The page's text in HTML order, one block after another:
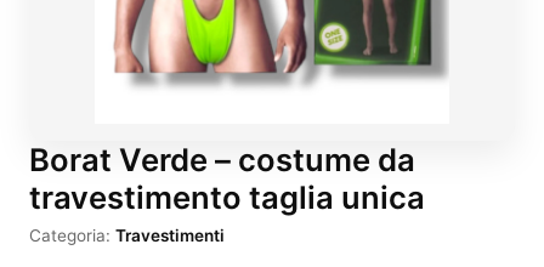
Borat Verde – costume da
travestimento taglia unica
Categoria: Travestimenti